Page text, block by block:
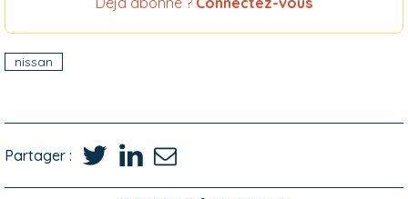
nissan
Partager :